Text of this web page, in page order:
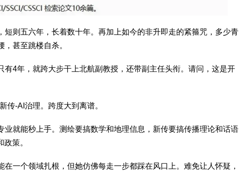
短则五六年，长着数十年。再加上如今的非升即走的紧箍咒，多少青
甚至跳楼自杀。
有4年，就跨大步干上北航副教授，还带副主任头衔。请问，这是开
传-AI治理。跨度大到离谱。
业就能秒上手。测绘要搞数学和地理信息，新传要搞传播理论和话语
策。
在一个领域扎根，但她仿佛每走一步都踩在风口上。难免让人怀疑，